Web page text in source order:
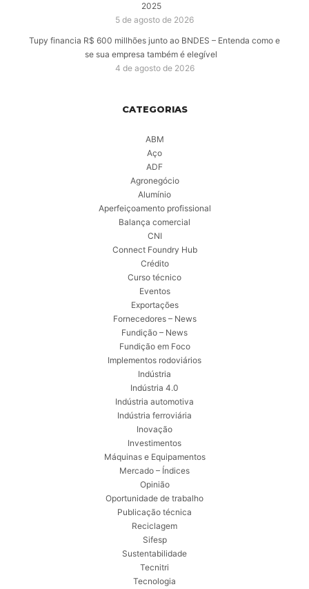
2025
5 de agosto de 2026
Tupy financia R$ 600 millhões junto ao BNDES – Entenda como e
se sua empresa também é elegível
4 de agosto de 2026
CATEGORIAS
ABM
Aço
ADF
Agronegócio
Alumínio
Aperfeiçoamento profissional
Balança comercial
CNI
Connect Foundry Hub
Crédito
Curso técnico
Eventos
Exportações
Fornecedores – News
Fundição – News
Fundição em Foco
Implementos rodoviários
Indústria
Indústria 4.0
Indústria automotiva
Indústria ferroviária
Inovação
Investimentos
Máquinas e Equipamentos
Mercado – Índices
Opinião
Oportunidade de trabalho
Publicação técnica
Reciclagem
Sifesp
Sustentabilidade
Tecnitri
Tecnologia